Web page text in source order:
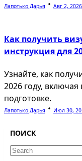
Лапотько Дарья Авг 2, 2026
Как получить
инструкция для
Узнайте, как
2026 году,
подготовке.
Лапотько Дарья Июл 30,
ПОИСК
Search